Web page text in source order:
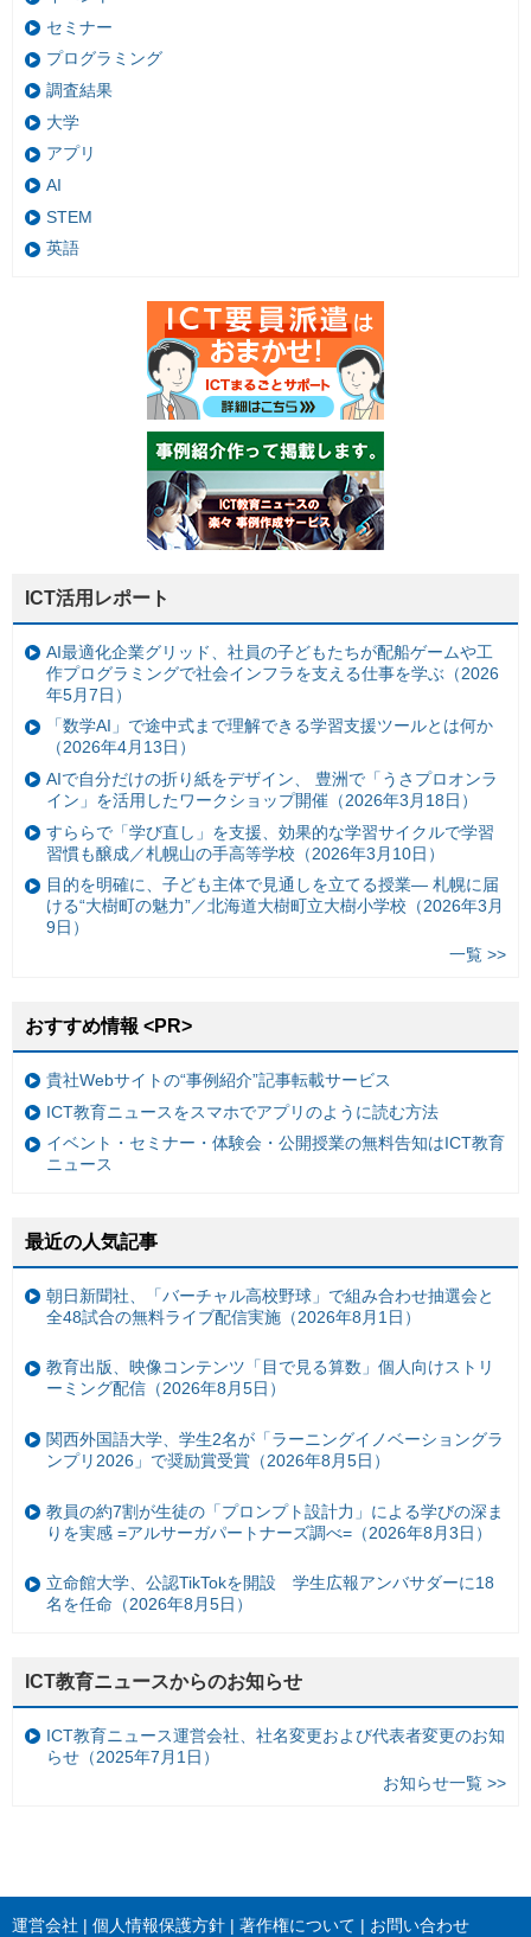
セミナー
プログラミング
調査結果
大学
アプリ
AI
STEM
英語
ICT活用レポート
AI最適化企業グリッド、社員の子どもたちが配船ゲームや工
作プログラミングで社会インフラを支える仕事を学ぶ（2026
年5月7日）
「数学AI」で途中式まで理解できる学習支援ツールとは何か
（2026年4月13日）
AIで自分だけの折り紙をデザイン、 豊洲で「うさプロオンラ
イン」を活用したワークショップ開催（2026年3月18日）
すららで「学び直し」を支援、効果的な学習サイクルで学習
習慣も醸成／札幌山の手高等学校（2026年3月10日）
目的を明確に、子ども主体で見通しを立てる授業— 札幌に届
ける“大樹町の魅力”／北海道大樹町立大樹小学校（2026年3月
9日）
一覧 >>
おすすめ情報 <PR>
貴社Webサイトの“事例紹介”記事転載サービス
ICT教育ニュースをスマホでアプリのように読む方法
イベント・セミナー・体験会・公開授業の無料告知はICT教育
ニュース
最近の人気記事
朝日新聞社、「バーチャル高校野球」で組み合わせ抽選会と
全48試合の無料ライブ配信実施（2026年8月1日）
教育出版、映像コンテンツ「目で見る算数」個人向けストリ
ーミング配信（2026年8月5日）
関西外国語大学、学生2名が「ラーニングイノベーショングラ
ンプリ2026」で奨励賞受賞（2026年8月5日）
教員の約7割が生徒の「プロンプト設計力」による学びの深ま
りを実感 =アルサーガパートナーズ調べ=（2026年8月3日）
立命館大学、公認TikTokを開設 学生広報アンバサダーに18
名を任命（2026年8月5日）
ICT教育ニュースからのお知らせ
ICT教育ニュース運営会社、社名変更および代表者変更のお知
らせ（2025年7月1日）
お知らせ一覧 >>
運営会社 個人情報保護方針 著作権について お問い合わせ